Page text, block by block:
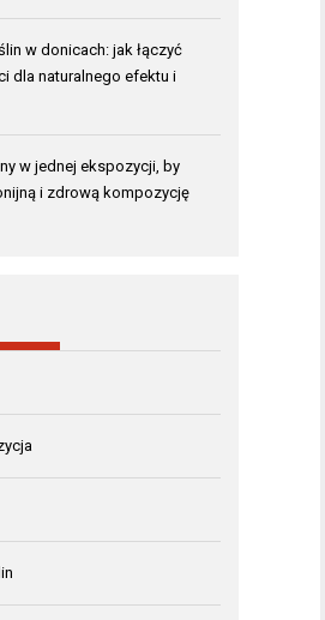
w donicach: jak łączyć
dla naturalnego efektu i
w jednej ekspozycji, by
i zdrową kompozycję